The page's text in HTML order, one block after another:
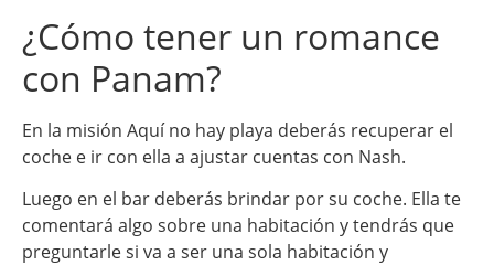
¿Cómo tener un romance
con Panam?
En la misión Aquí no hay playa deberás recuperar el
coche e ir con ella a ajustar cuentas con Nash.
Luego en el bar deberás brindar por su coche. Ella te
comentará algo sobre una habitación y tendrás que
preguntarle si va a ser una sola habitación y